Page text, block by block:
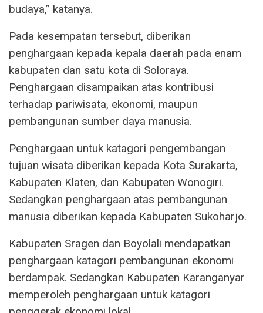
budaya,” katanya.
Pada kesempatan tersebut, diberikan
penghargaan kepada kepala daerah pada enam
kabupaten dan satu kota di Soloraya.
Penghargaan disampaikan atas kontribusi
terhadap pariwisata, ekonomi, maupun
pembangunan sumber daya manusia.
Penghargaan untuk katagori pengembangan
tujuan wisata diberikan kepada Kota Surakarta,
Kabupaten Klaten, dan Kabupaten Wonogiri.
Sedangkan penghargaan atas pembangunan
manusia diberikan kepada Kabupaten Sukoharjo.
Kabupaten Sragen dan Boyolali mendapatkan
penghargaan katagori pembangunan ekonomi
berdampak. Sedangkan Kabupaten Karanganyar
memperoleh penghargaan untuk katagori